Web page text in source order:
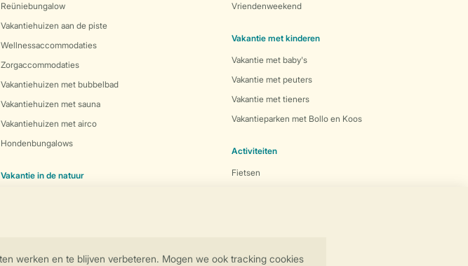
Reüniebungalow
Vakantiehuizen aan de piste
Wellnessaccommodaties
Zorgaccommodaties
Vakantiehuizen met bubbelbad
Vakantiehuizen met sauna
Vakantiehuizen met airco
Hondenbungalows
Vakantie in de natuur
Vakantie aan zee
Vriendenweekend
Vakantie met kinderen
Vakantie met baby's
Vakantie met peuters
Vakantie met tieners
Vakantieparken met Bollo en Koos
Activiteiten
Fietsen